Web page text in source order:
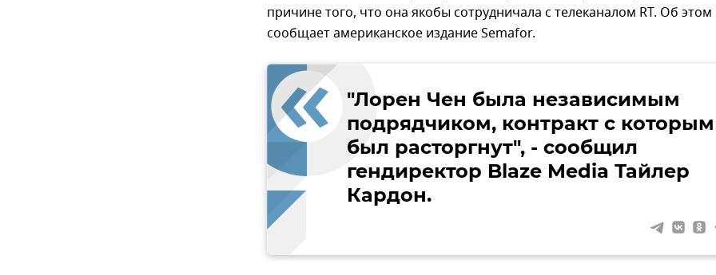
причине того, что она якобы сотрудничала с телеканалом RT. Об этом
сообщает американское издание Semafor.
"Лорен Чен была независимым
подрядчиком, контракт с которым
был расторгнут", - сообщил
гендиректор Blaze Media Тайлер
Кардон.